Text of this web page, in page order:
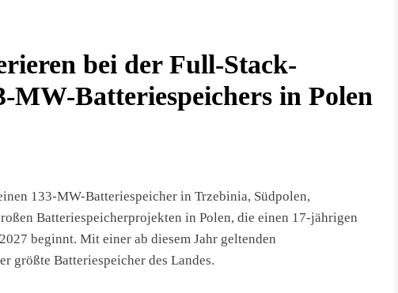
bei der Full-Stack-
MW-Batteriespeichers in Polen
133-MW-Batteriespeicher in Trzebinia, Südpolen,
Batteriespeicherprojekten in Polen, die einen 17-jährigen
beginnt. Mit einer ab diesem Jahr geltenden
größte Batteriespeicher des Landes.